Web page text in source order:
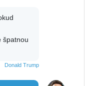
špatnou
Donald Trump